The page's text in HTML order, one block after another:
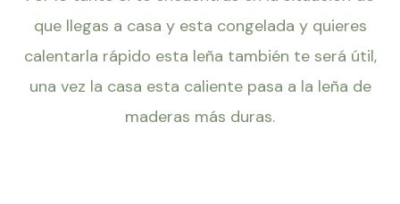
que llegas a casa y esta congelada y quieres
calentarla rápido esta leña también te será útil,
una vez la casa esta caliente pasa a la leña de
maderas más duras.